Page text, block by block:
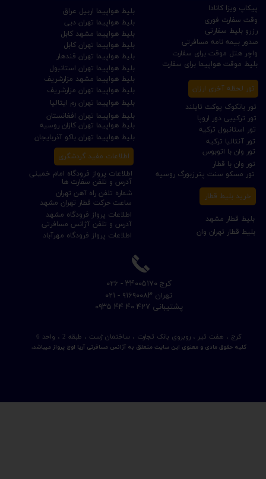
کلیه حقوق مادی و معنوی این سایت متعلق به آژانس مسافرتی آریا اوج پرواز میباشد.
​تهران ۹۱۶۹۰۰۸۳ - ۰۲۱
کرج ، هفت تیر ، روبروی بانک تجارت ، ساختمان ژست ، طبقه 2 ، واحد 6
​کرج ۳۴۰۰۵۱۷۰ - ۰۲۶
​پشتیبانی ۴۲۷ ۴۰ ۴۴ ۰۹۳۵
تور ترکیبی دور اروپا
رزرو بلیط سفارتی
پیکاپ ویزا کانادا
بلیط هواپیما تهران کابل
بلیط هواپیما تهران مزارشریف
بلیط هواپیما مشهد کابل
بلیط هواپیما تهران قندهار
بلیط هواپیما تهران افغانستان
بلیط هواپیما مشهد مزارشریف
بلیط قطار تهران وان
بلیط قطار مشهد
بلیط موقت هواپیما برای سفارت
واچر هتل موقت برای سفارت
بلیط هواپیما تهران رم ایتالیا
اطلاعات پرواز فرودگاه امام خمینی
بلیط هواپیما تهران دبی
بلیط هواپیما تهران باکو آذربایجان
بلیط هواپیما تهران استانبول
بلیط هواپیما تهران کازان روسیه
بلیط هواپیما اربیل عراق
صدور بیمه نامه مسافرتی
تور آنتالیا ترکیه
تور استانبول ترکیه
تور مسکو سنت پترزبورگ روسیه
تور وان با قطار
تور بانکوک پوکت تایلند
تور وان با اتوبوس
ساعت حرکت قطار تهران مشهد
خرید بلیط قطار
تور لحظه آخری ارزان
شماره تلفن راه آهن تهران
وقت سفارت فوری
اطلاعات پرواز فرودگاه مهرآباد
اطلاعات پرواز فرودگاه مشهد
آدرس و تلفن سفارت ها
آدرس و تلفن آژانس مسافرتی
اطلاعات مفید گردشگری